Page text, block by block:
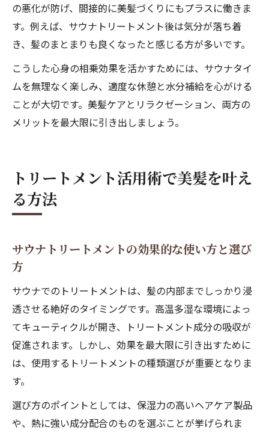
の悪化が防げ、間接的に美髪づくりにもプラスに働きま
す。例えば、サウナトリートメント後は気分が落ち着
き、髪のまとまりも良くなったと感じる方が多いです。
こうした心身の相乗効果を活かすためには、サウナタイ
ムを無理なく楽しみ、適度な休憩と水分補給を心がける
ことが大切です。美髪ケアとリラクゼーション、両方の
メリットを最大限に引き出しましょう。
トリートメント活用術で美髪を叶え
る方法
サウナトリートメントの効果的な使い方と選び
方
サウナでのトリートメントは、髪の内部までしっかり浸
透させる絶好のタイミングです。高温多湿な環境によっ
てキューティクルが開き、トリートメント成分の吸収が
促進されます。しかし、効果を最大限に引き出すために
は、使用するトリートメントの種類選びが重要となりま
す。
選び方のポイントとしては、保湿力の高いヘアケア製品
や、熱に強い成分配合のものを選ぶことが挙げられま